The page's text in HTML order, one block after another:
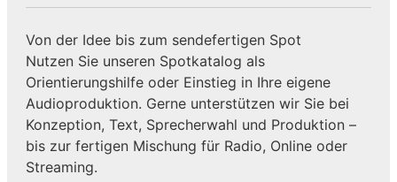
Von der Idee bis zum sendefertigen Spot
Nutzen Sie unseren Spotkatalog als
Orientierungshilfe oder Einstieg in Ihre eigene
Audioproduktion. Gerne unterstützen wir Sie bei
Konzeption, Text, Sprecherwahl und Produktion –
bis zur fertigen Mischung für Radio, Online oder
Streaming.